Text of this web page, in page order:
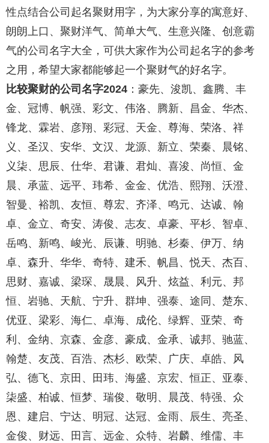
性点结合公司起名聚财用字，为大家分享的寓意好、
朗朗上口、聚财洋气、简单大气、生意兴隆、创意霸
气的公司名字大全，可供大家作为公司起名字的参考
之用，希望大家都能够起一个聚财气的好名字。
比较聚财的公司名字2024 ：豪先、浚凯、鑫腾、丰
金、冠博、帆强、彩文、伟洛、腾新、昌金、华杰、
锋龙、霖岩、彦翔、彩冠、天金、尊海、荣洛、祥
义、圣汉、安华、文汉、龙源、新立、荣秦、晨铭、
义柒、思辰、仕华、君谦、君灿、喜浚、尚恒、金
晨、承蓝、远平、玮希、金金、优浩、熙翔、沃澄、
智曼、裕凯、友恒、尊宏、齐泽、鸣元、达诚、翰
卓、金立、奇安、涛俊、志友、卓豪、平杉、智卓、
岳鸣、新鸣、峻光、辰谦、明驰、杉秦、伊万、纳
卓、森升、华华、奇特、建禾、帆昌、悦天、杰百、
思财、嘉诚、梁琛、晟晨、风升、炫益、利元、邦
恒、岩驰、天航、宁升、群坤、强泰、途同、楚东、
优亚、梁彩、海仁、卓海、成伦、绿辉、亚荣、奇
利、金纳、京森、金彦、豪成、金承、诚邦、驰蓝、
翰楚、友茂、百浩、杰杉、欧荣、广庆、卓皓、风
弘、德飞、京田、田玮、海盛、京宏、恒正、亚泰、
柒盛、柏诚、恒梦、瑞俊、敬明、晨茂、特强、众
恩、建启、宁达、明冠、达冠、金雨、辰生、亮圣、
金俊、财远、田言、远金、众特、岩麟、维儒、丰